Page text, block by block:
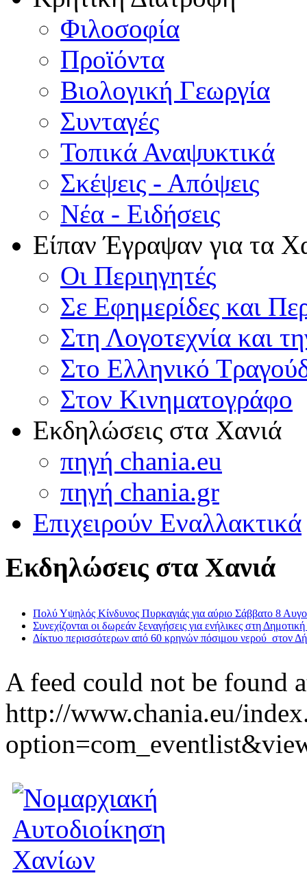
Φιλοσοφία
Προϊόντα
Βιολογική Γεωργία
Συνταγές
Τοπικά Αναψυκτικά
Σκέψεις - Απόψεις
Νέα - Ειδήσεις
Είπαν Έγραψαν για τα
Οι Περιηγητές
Σε Εφημερίδες και
Στη Λογοτεχνία και
Στο Ελληνικό
Στον Κινηματογράφο
Εκδηλώσεις στα Χανιά
πηγή chania.eu
πηγή chania.gr
Επιχειρούν Εναλλακτικά
Εκδηλώσεις στα Χανιά
Πολύ Υψηλός Κίνδυνος Πυρκαγιάς για αύριο Σάββατο 8
Συνεχίζονται οι δωρεάν ξεναγήσεις για ενήλικες στη
Δίκτυο περισσότερων από 60 κρηνών πόσιμου νερού στον
A feed could not be found
http://www.chania.eu/